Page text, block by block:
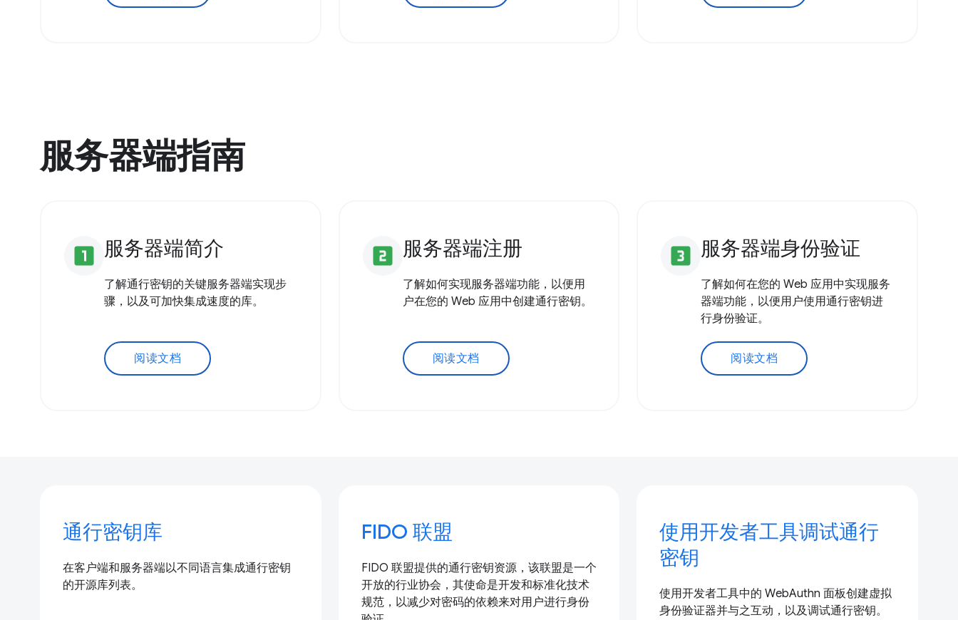
服务器端指南
looks_one 服务器端简介
了解通行密钥的关键服务器端实现步
骤，以及可加快集成速度的库。
阅读文档
looks_two 服务器端注册
了解如何实现服务器端功能，以便用
户在您的 Web 应用中创建通行密钥。
阅读文档
looks_3 服务器端身份验证
了解如何在您的 Web 应用中实现服务
器端功能，以便用户使用通行密钥进
行身份验证。
阅读文档
通行密钥库
在客户端和服务器端以不同语言集成通行密钥
的开源库列表。
FIDO 联盟
FIDO 联盟提供的通行密钥资源，该联盟是一个
开放的行业协会，其使命是开发和标准化技术
规范，以减少对密码的依赖来对用户进行身份
使用开发者工具调试通行
密钥
使用开发者工具中的 WebAuthn 面板创建虚拟
身份验证器并与之互动，以及调试通行密钥。